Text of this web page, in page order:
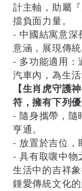
計主軸，助屬
擋負面力量。
- 中國結寓意深
意涵，展現傳
- 多功能適用：
汽車內，為生
【生肖虎守護
符，擁有下列
- 隨身攜帶，隨
亨通。
- 放置於吉位，
- 具有取嚷中物
生活中的吉祥象
鍾愛傳統文化